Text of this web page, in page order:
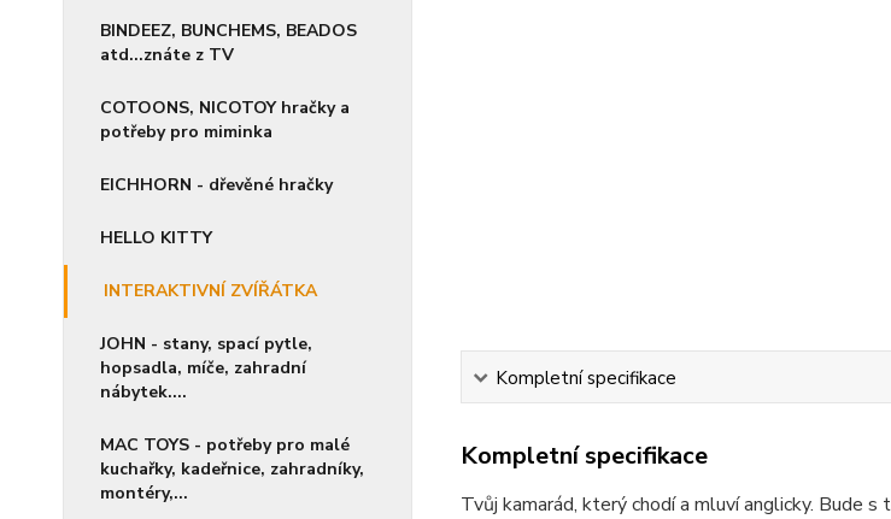
BINDEEZ, BUNCHEMS, BEADOS
atd...znáte z TV
COTOONS, NICOTOY hračky a
potřeby pro miminka
EICHHORN - dřevěné hračky
HELLO KITTY
INTERAKTIVNÍ ZVÍŘÁTKA
JOHN - stany, spací pytle,
hopsadla, míče, zahradní
nábytek....
MAC TOYS - potřeby pro malé
kuchařky, kadeřnice, zahradníky,
montéry,...
Kompletní specifikace
Kompletní specifikace
Tvůj kamarád, který chodí a mluví anglicky. Bude